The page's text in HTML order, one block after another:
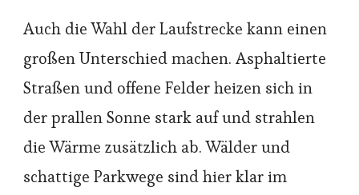
Auch die Wahl der Laufstrecke kann einen
großen Unterschied machen. Asphaltierte
Straßen und offene Felder heizen sich in
der prallen Sonne stark auf und strahlen
die Wärme zusätzlich ab. Wälder und
schattige Parkwege sind hier klar im